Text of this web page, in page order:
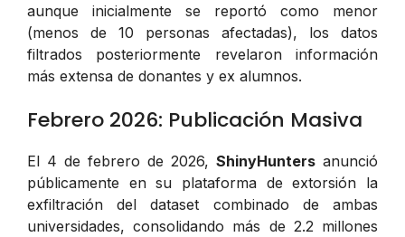
aunque inicialmente se reportó como menor
(menos de 10 personas afectadas), los datos
filtrados posteriormente revelaron información
más extensa de donantes y ex alumnos.
Febrero 2026: Publicación Masiva
El 4 de febrero de 2026, ShinyHunters anunció
públicamente en su plataforma de extorsión la
exfiltración del dataset combinado de ambas
universidades, consolidando más de 2.2 millones